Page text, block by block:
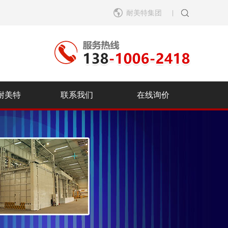
耐美特集团
美特 联系我们 在线询价